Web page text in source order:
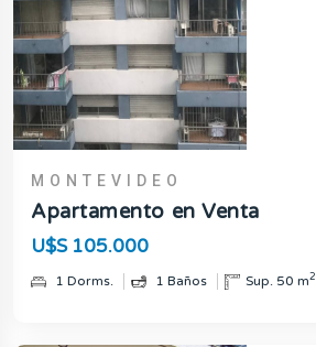
MONTEVIDEO
Apartamento en Venta
U$S 105.000
1 Dorms. 1 Baños Sup. 50 m2